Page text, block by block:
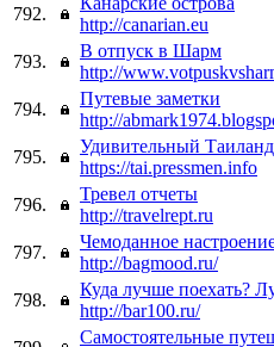
792.
http://canarian.eu
793.
В отпуск в Шарм
http://
794.
Путевые заметки
http://
795.
Удивительный
https://tai.pressmen.info
796.
Тревел отчеты
http://travelrept.ru
797.
Чемоданное
http://bagmood.ru/
798.
Куда лучше поехать?
http://bar100.ru/
Самостоятельные